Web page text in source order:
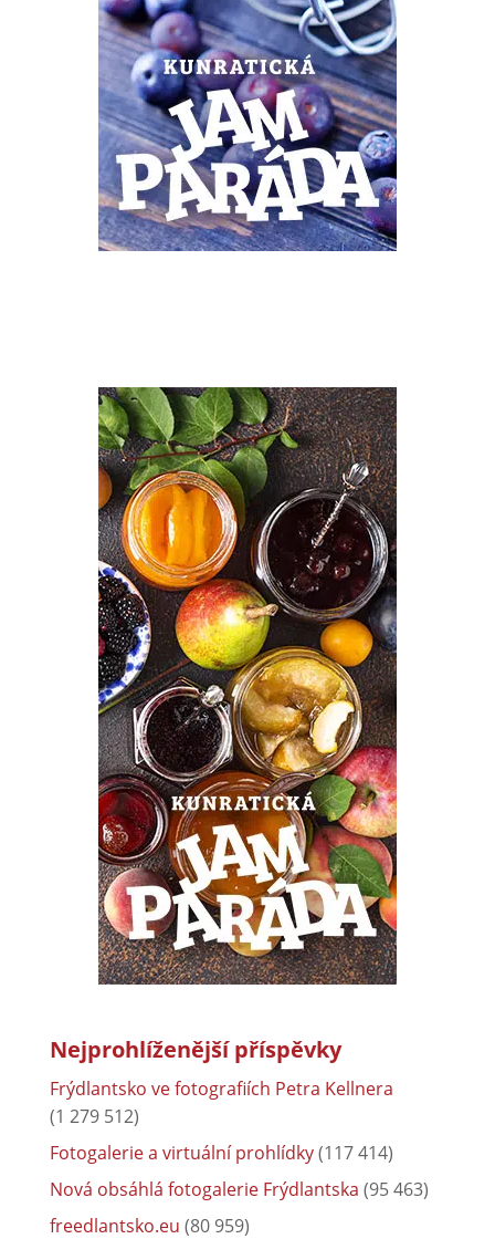
Nejprohlíženější příspěvky
Frýdlantsko ve fotografiích Petra Kellnera
(1 279 512)
Fotogalerie a virtuální prohlídky(117 414)
Nová obsáhlá fotogalerie Frýdlantska (95 463)
freedlantsko.eu (80 959)